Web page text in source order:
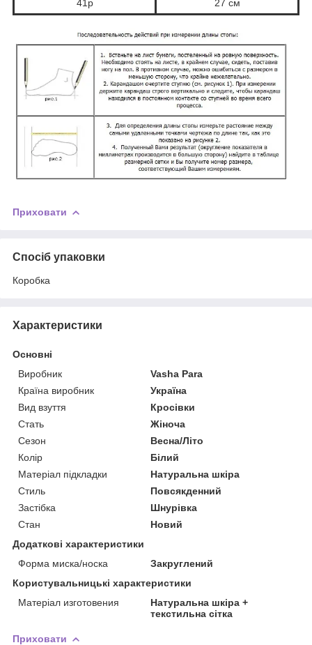
41р 27 см
Приховати
Спосіб упаковки
Коробка
Характеристики
Основні
Виробник
Vasha Para
Країна виробник
Україна
Вид взуття
Кросівки
Стать
Жіноча
Сезон
Весна/Літо
Колір
Білий
Матеріал підкладки
Натуральна шкіра
Стиль
Повсякденний
Застібка
Шнурівка
Стан
Новий
Додаткові характеристики
Форма миска/носка
Закруглений
Користувальницькі характеристики
Матеріал изготовения
Натуральна шкіра +
текстильна сітка
Приховати